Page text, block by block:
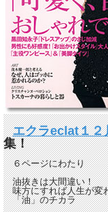
エクラeclat１２
集！
６ページにわたり
油抜きは大間違い！
味方にすれば人生が変
「油」のチカラ